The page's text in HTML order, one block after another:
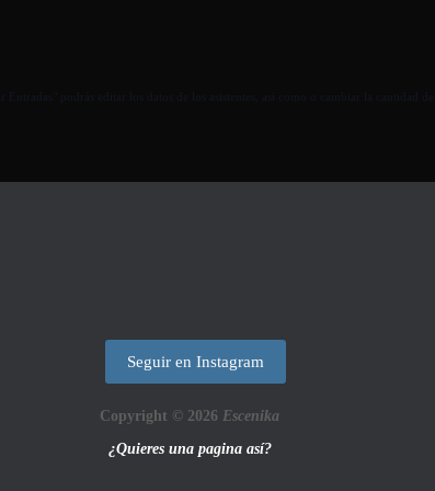
podrás editar los datos de los asistentes, así como o cambiar la cantidad de
Seguir en Instagram
Copyright © 2026 Escenika
¿Quieres una pagina así?